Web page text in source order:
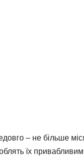
– не більше
їх привабливим